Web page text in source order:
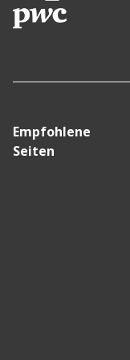
Empfohlene
Seiten